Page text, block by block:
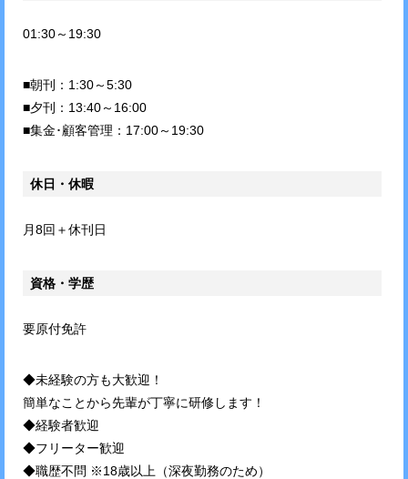
01:30～19:30
■朝刊：1:30～5:30
■夕刊：13:40～16:00
■集金･顧客管理：17:00～19:30
休日・休暇
月8回＋休刊日
資格・学歴
要原付免許
◆未経験の方も大歓迎！
簡単なことから先輩が丁寧に研修します！
◆経験者歓迎
◆フリーター歓迎
◆職歴不問 ※18歳以上（深夜勤務のため）